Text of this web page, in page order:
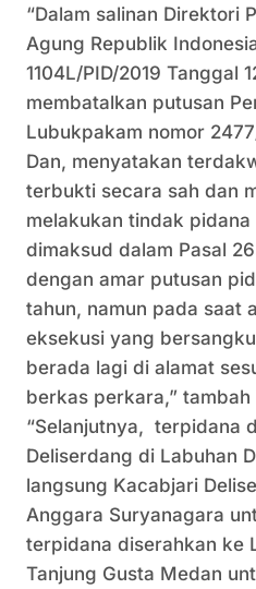
“Dalam salinan Direktori
Agung Republik
1104L/PID/2019 Tanggal
membatalkan putusan
Lubukpakam nomor
Dan, menyatakan
terbukti secara sah dan
melakukan tindak pidana
dimaksud dalam Pasal
dengan amar putusan
tahun, namun pada saat
eksekusi yang
berada lagi di alamat
berkas perkara,” tambah
“Selanjutnya, terpidana
Deliserdang di Labuhan
langsung Kacabjari
Anggara Suryanagara
terpidana diserahkan ke
Tanjung Gusta Medan